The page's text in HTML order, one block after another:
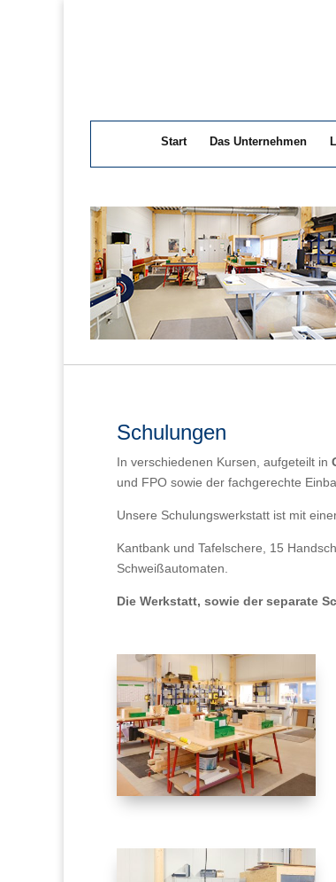
Start Das Unternehmen
Schulungen
In verschiedenen Kursen, aufgeteilt in
und FPO sowie der fachgerechte
Unsere Schulungswerkstatt ist mit
Kantbank und Tafelschere, 15
Schweißautomaten.
Die Werkstatt, sowie der separate